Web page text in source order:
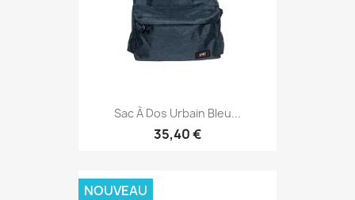
Sac À Dos Urbain Bleu...
35,40 €
NOUVEAU